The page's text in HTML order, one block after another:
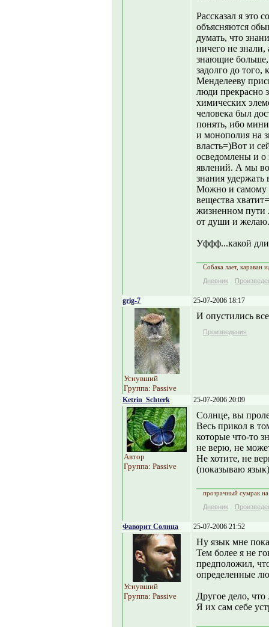
Рассказал я это
объясняются
думать, что
ничего не знали,
знающие
задолго до того,
Менделееву
люди прекрасно
химических
человека был
понять, ибо
и монополия на
власть=)Вот и
осведомлены и о
явлений. А мы
знания удержать
Можно и самому
вещества
жизненном пути
от души и желаю.
Уффф...какой
Собака лает, караван
Дневник
grig-7 25-07-2006 18:17
Уснувший
Группа: Passive
И опустились
Произведения
Ketrin_Schterk 25-07-2006 20:09
Автор
Группа: Passive
Солнце, вы
Весь прикол в
которые что-то
не верю, не
Не хотите, не
(показываю
прозрачный сумрак
Дневник
Фаворит Солнца 25-07-2006 21:52
Уснувший
Группа: Passive
Ну язык мне
Тем более я не
предположил,
определенные
Другое дело, что
Я их сам себе